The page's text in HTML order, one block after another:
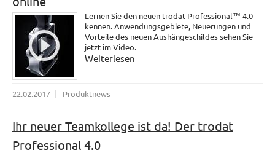
Lernen Sie den neuen trodat Professional™ 4.0
kennen. Anwendungsgebiete, Neuerungen und
Vorteile des neuen Aushängeschildes sehen Sie
jetzt im Video.
Weiterlesen
22.02.2017 Produktnews
Ihr neuer Teamkollege ist da! Der trodat
Professional 4.0